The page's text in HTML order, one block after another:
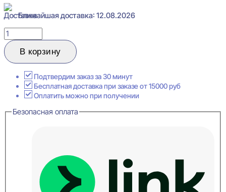
Ближайшая доставка: 12.08.2026
Количество
товара
Perfect
Plus
Плинтус
напольный
14x99x2000
В корзину
Подтвердим заказ за 30 минут
Бесплатная доставка при заказе от 15000 руб
Оплатить можно при получении
Безопасная оплата